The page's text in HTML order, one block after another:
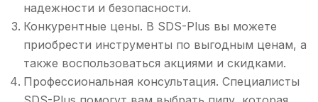
надежности и безопасности.
Конкурентные цены. В SDS-Plus вы можете
приобрести инструменты по выгодным ценам, а
также воспользоваться акциями и скидками.
Профессиональная консультация. Специалисты